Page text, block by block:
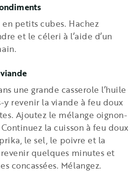
petits cubes. Hachez
et le céleri à l’aide d’un
une grande casserole l’huile
y revenir la viande à feu doux
Ajoutez le mélange oignon-
la cuisson à feu doux
le sel, le poivre et la
quelques minutes et
concassées. Mélangez.